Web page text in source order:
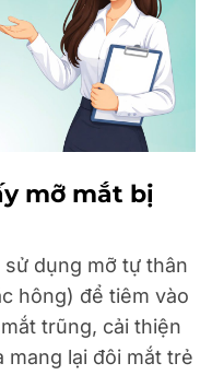
mỡ mắt bị
sử dụng mỡ tự thân
hông) để tiêm vào
trũng, cải thiện
mang lại đôi mắt trẻ